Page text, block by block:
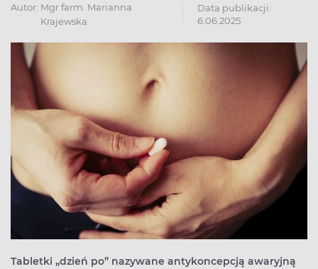
Autor: Mgr farm. Marianna
Krajewska
Data publikacji:
6.06.2025
Tabletki „dzień po” nazywane antykoncepcją awaryjną